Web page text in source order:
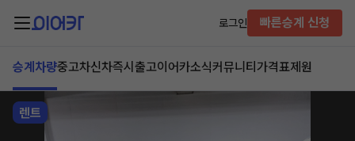
로그인 빠른승계 신청
승계차량중고차신차즉시출고이어카소식커뮤니티 가격표제원
렌트